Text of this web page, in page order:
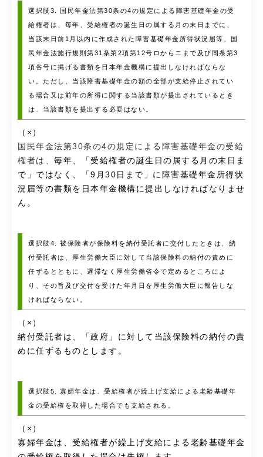
選択肢3. 国民年金法第30条の4の規定による障害基礎年金の受
給権者は、毎年、受給権者の誕生日の属する月の末日までに、
当該末日前1月以内に作成された障害基礎年金所得状況届等、国
民年金法施行規則第31条第2項第12号ロからニまで及び同条第3
項各号に掲げる書類を日本年金機構に提出しなければならな
い。ただし、当該障害基礎年金の額の全部が支給停止されてい
る場合又は前年の所得に関する当該書類が提出されているとき
は、当該書類を提出する必要はない。
（×）
国民年金法第30条の4の規定による障害基礎年金の受給
権者は、 毎年、「受給権者の誕生日の属する月の末日ま
で」ではなく、「9月30日まで」に障害基礎年金所得状
況届等の書類を日本年金機構に提出しなければなりませ
ん。
選択肢4. 被保険者が保険料を納付受託者に交付したときは、納
付受託者は、厚生労働大臣に対して当該保険料の納付の責めに
任ずるとともに、遅滞なく厚生労働省令で定めるところによ
り、その旨及び交付を受けた年月日を厚生労働大臣に報告しな
ければならない。
（×）
納付受託者は、「政府」に対して当該保険料の納付の責
めに任ずるものとします。
選択肢5. 寡婦年金は、受給権者が繰上げ支給による老齢基礎年
金の受給権を取得した場合でも支給される。
（×）
寡婦年金は、受給権者が繰上げ支給による老齢基礎年金